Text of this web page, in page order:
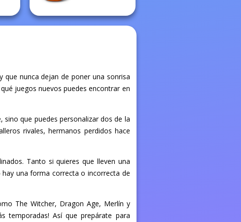
que nunca dejan de poner una sonrisa
juegos nuevos puedes encontrar en
sino que puedes personalizar dos de la
rivales, hermanos perdidos hace
Tanto si quieres que lleven una
una forma correcta o incorrecta de
The Witcher, Dragon Age, Merlín y
temporadas! Así que prepárate para